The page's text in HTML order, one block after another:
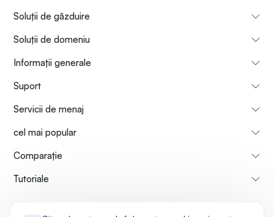
Soluții de găzduire
Soluții de domeniu
Informații generale
Suport
Servicii de menaj
cel mai popular
Comparaţie
Tutoriale